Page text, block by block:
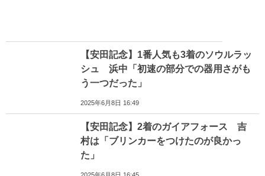
【安田記念】1番人気も3着のソウルラッ
シュ 浜中「初速の部分での器用さがも
う一つだった」
2025年6月8日 16:49
【安田記念】2着のガイアフォース 吉
村は「ブリンカーをつけたのが良かっ
た」